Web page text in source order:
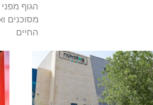
הגוף מפני
מסוכנים
החיים